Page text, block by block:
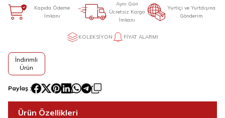
Kapıda Ödeme
İmkanı
Aynı Gün
Ücretsiz Kargo
İmkanı
Yurtiçi ve Yurtdışına
Gönderim
KOLEKSIYON FIYAT ALARMI
İndirimli
Ürün
Paylaş :
Ürün Özellikleri